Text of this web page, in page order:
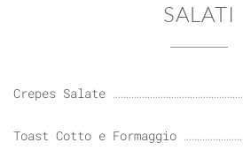
SALATI
Crepes Salate
Toast Cotto e Formaggio